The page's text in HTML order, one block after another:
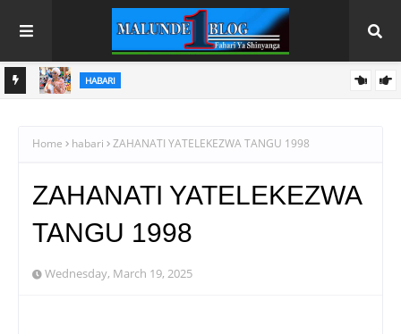
HABARI SHINYANGA
Home habari ZAHANATI YATELEKEZWA TANGU 1998
ZAHANATI YATELEKEZWA
TANGU 1998
Wednesday, March 19, 2025